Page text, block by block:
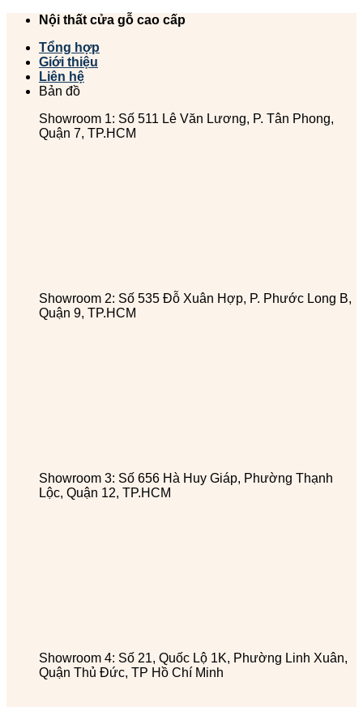
Chuyển
dung
Nội thất cửa gỗ cao cấp
Tổng hợp
Giới thiệu
Liên hệ
Bản đồ
Showroom 1: Số 511 Lê Văn Lương, P. Tân Phong,
Quận 7, TP.HCM
Showroom 2: Số 535 Đỗ Xuân Hợp, P. Phước Long B,
Quận 9, TP.HCM
Showroom 3: Số 656 Hà Huy Giáp, Phường Thạnh
Lộc, Quận 12, TP.HCM
Showroom 4: Số 21, Quốc Lộ 1K, Phường Linh Xuân,
Quận Thủ Đức, TP Hồ Chí Minh